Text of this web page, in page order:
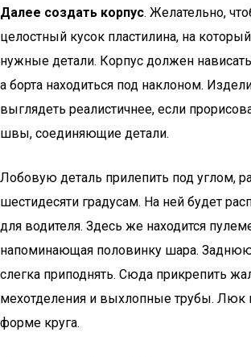
Далее создать корпус. Желательно,
целостный кусок пластилина, на
нужные детали. Корпус должен
а борта находиться под наклоном.
выглядеть реалистичнее, если
швы, соединяющие детали.
Лобовую деталь прилепить под углом,
шестидесяти градусам. На ней будет
для водителя. Здесь же находится
напоминающая половинку шара. Заднюю
слегка приподнять. Сюда прикрепить
мехотделения и выхлопные трубы. Люк
форме круга.